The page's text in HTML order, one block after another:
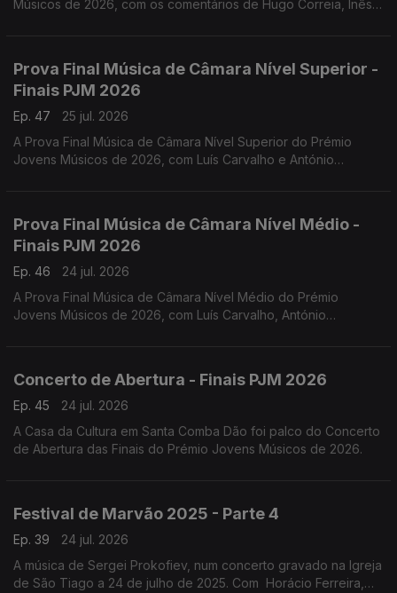
Músicos de 2026, com os comentários de Hugo Correia, Inês
Prova Final Música de Câmara Nível Superior -
Finais PJM 2026
Ep. 47
25 jul. 2026
A Prova Final Música de Câmara Nível Superior do Prémio
Jovens Músicos de 2026, com Luís Carvalho e António
Prova Final Música de Câmara Nível Médio -
Finais PJM 2026
Ep. 46
24 jul. 2026
A Prova Final Música de Câmara Nível Médio do Prémio
Jovens Músicos de 2026, com Luís Carvalho, António
Concerto de Abertura - Finais PJM 2026
Ep. 45
24 jul. 2026
A Casa da Cultura em Santa Comba Dão foi palco do Concerto
de Abertura das Finais do Prémio Jovens Músicos de 2026.
Festival de Marvão 2025 - Parte 4
Ep. 39
24 jul. 2026
A música de Sergei Prokofiev, num concerto gravado na Igreja
de São Tiago a 24 de julho de 2025. Com Horácio Ferreira,